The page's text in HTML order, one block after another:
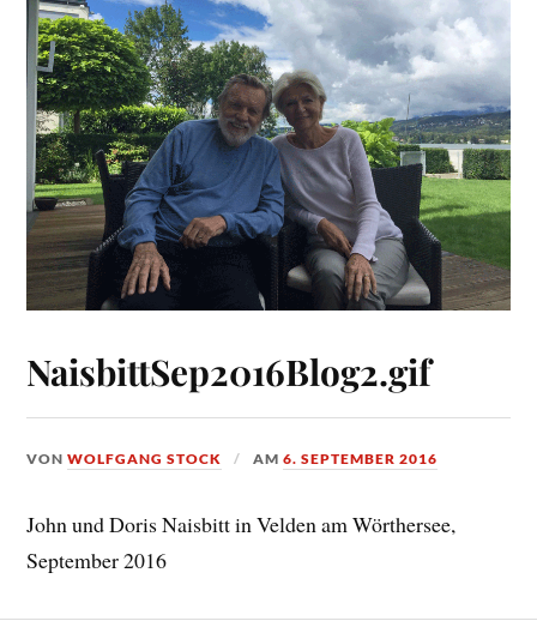
NaisbittSep2016Blog2.gif
VONWOLFGANG STOCK AM6. SEPTEMBER 2016
John und Doris Naisbitt in Velden am Wörthersee,
September 2016